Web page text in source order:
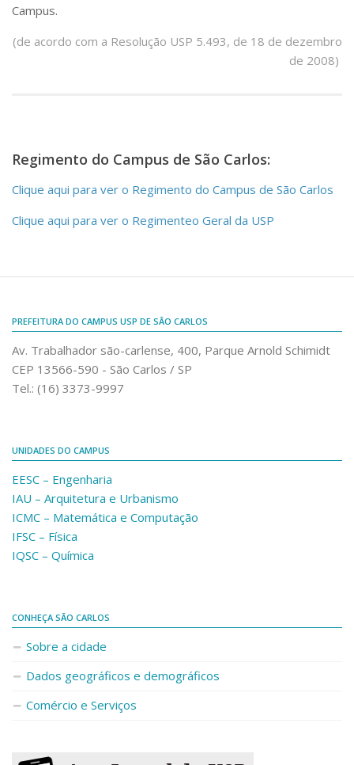
Notícias e Eventos
Informações para ingressantes
Campus.
(de acordo com a Resolução USP 5.493, de 18 de dezembro
de 2008)
Regimento do Campus de São Carlos:
Clique aqui para ver o Regimento do Campus de São Carlos
Clique aqui para ver o Regimenteo Geral da USP
PREFEITURA DO CAMPUS USP DE SÃO CARLOS
Av. Trabalhador são-carlense, 400, Parque Arnold Schimidt
CEP 13566-590 - São Carlos / SP
Tel.: (16) 3373-9997
UNIDADES DO CAMPUS
EESC – Engenharia
IAU – Arquitetura e Urbanismo
ICMC – Matemática e Computação
IFSC – Física
IQSC – Química
CONHEÇA SÃO CARLOS
Sobre a cidade
Dados geográficos e demográficos
Comércio e Serviços